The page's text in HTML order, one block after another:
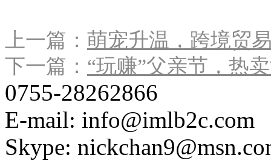
上一篇： 萌宠升温，跨境贸
下一篇： “玩赚”父亲节，热
0755-28262866
E-mail: info@imlb2c.com
Skype: